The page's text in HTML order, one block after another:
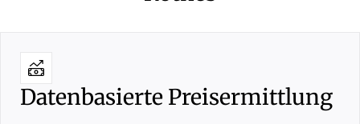
Datenbasierte Preisermittlung